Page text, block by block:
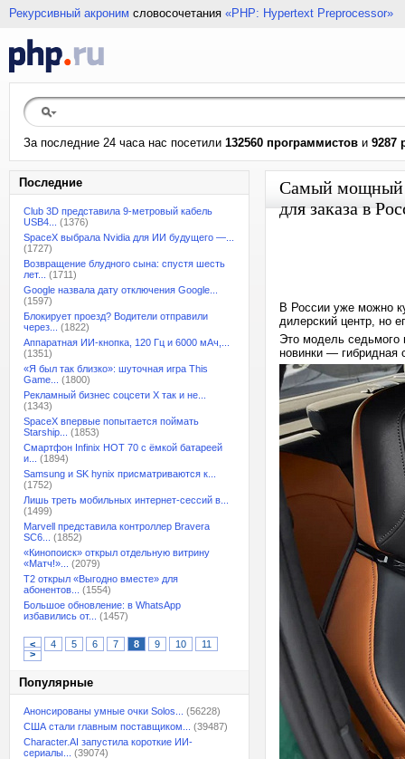
Рекурсивный акроним словосочетания «PHP: Hypertext Preprocessor»
За последние 24 часа нас посетили 132560 программистов и 9287
Последние
Club 3D представила 9-метровый кабель
USB4...
(1376)
SpaceX выбрала Nvidia для ИИ будущего —...
(1727)
Возвращение блудного сына: спустя шесть
лет...
(1711)
Google назвала дату отключения Google...
(1597)
Блокирует проезд? Водители отправили
через...
(1822)
Аппаратная ИИ-кнопка, 120 Гц и 6000 мАч,...
(1351)
«Я был так близко»: шуточная игра This
Game...
(1800)
Рекламный бизнес соцсети X так и не...
(1343)
SpaceX впервые попытается поймать
Starship...
(1853)
Смартфон Infinix HOT 70 с ёмкой батареей
и...
(1894)
Samsung и SK hynix присматриваются к...
(1752)
Лишь треть мобильных интернет-сессий в...
(1499)
Marvell представила контроллер Bravera
SC6...
(1852)
«Кинопоиск» открыл отдельную витрину
«Матч!»...
(2079)
T2 открыл «Выгодно вместе» для
абонентов...
(1554)
Большое обновление: в WhatsApp
избавились от...
(1457)
< 4 5 6 7 8 9 10
11
>
Популярные
Анонсированы умные очки Solos...
(56228)
США стали главным поставщиком...
(39487)
Character.AI запустила короткие ИИ-
сериалы...
(39074)
Самый мощный
для заказа в
В России уже можно
дилерский центр, но
Это модель седьмого
новинки — гибридная